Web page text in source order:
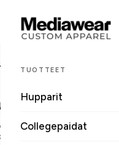
TUOTTEET
Hupparit
Collegepaidat
t-paita
t-paita
g/m²
MATERIAALI